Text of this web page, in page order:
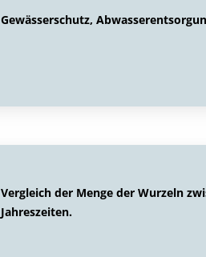
Gewässerschutz,
Vergleich der Menge der Wurzeln
Jahreszeiten.